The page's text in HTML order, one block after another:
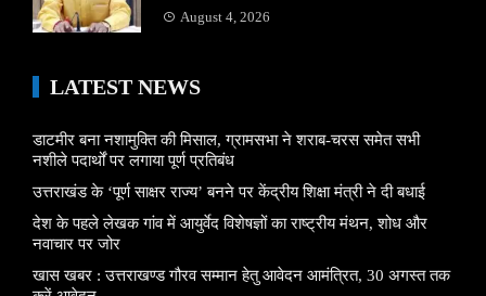
August 4, 2026
LATEST NEWS
डाटमीर बना नशामुक्ति की मिसाल, ग्रामसभा ने शराब-चरस समेत सभी
नशीले पदार्थों पर लगाया पूर्ण प्रतिबंध
उत्तराखंड के ‘पूर्ण साक्षर राज्य’ बनने पर केंद्रीय शिक्षा मंत्री ने दी बधाई
देश के पहले लेखक गांव में आयुर्वेद विशेषज्ञों का राष्ट्रीय मंथन, शोध और
नवाचार पर जोर
खास खबर : उत्तराखण्ड गौरव सम्मान हेतु आवेदन आमंत्रित, 30 अगस्त तक